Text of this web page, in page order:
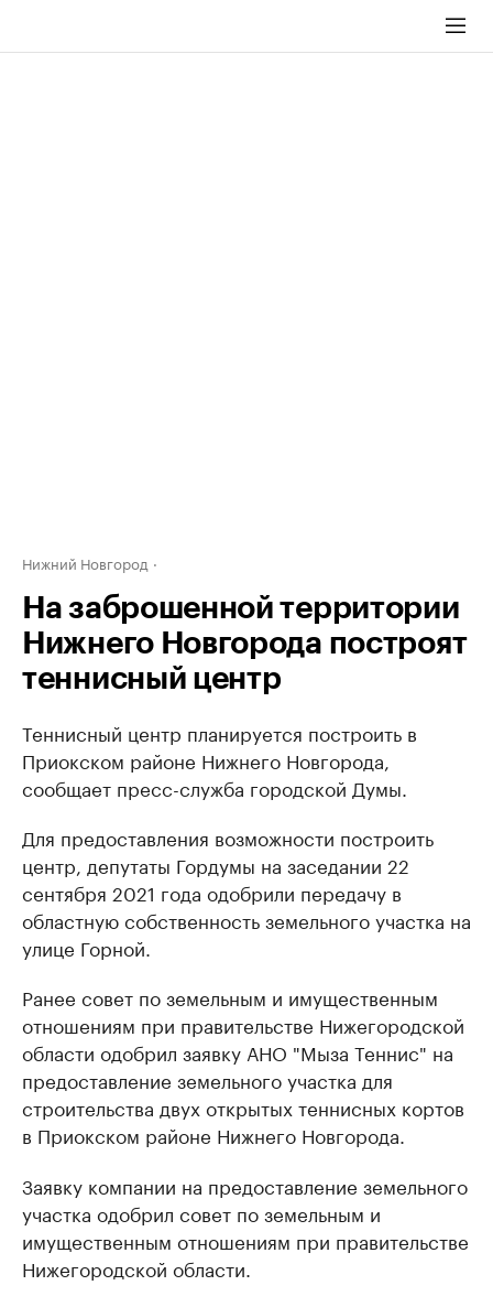
Нижний Новгород
На заброшенной территории
Нижнего Новгорода построят
теннисный центр
Теннисный центр планируется построить в
Приокском районе Нижнего Новгорода,
сообщает пресс-служба городской Думы.
Для предоставления возможности построить
центр, депутаты Гордумы на заседании 22
сентября 2021 года одобрили передачу в
областную собственность земельного участка на
улице Горной.
Ранее совет по земельным и имущественным
отношениям при правительстве Нижегородской
области одобрил заявку АНО "Мыза Теннис" на
предоставление земельного участка для
строительства двух открытых теннисных кортов
в Приокском районе Нижнего Новгорода.
Заявку компании на предоставление земельного
участка одобрил совет по земельным и
имущественным отношениям при правительстве
Нижегородской области.